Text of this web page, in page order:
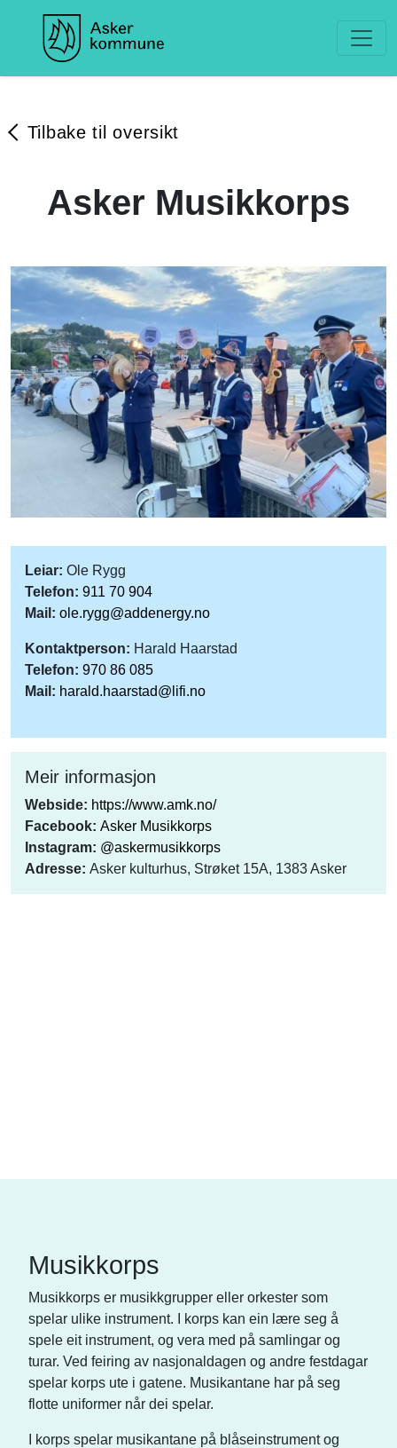
Tilbake til oversikt
Asker Musikkorps
Leiar: Ole Rygg
Telefon: 911 70 904
Mail: ole.rygg@addenergy.no
Kontaktperson: Harald Haarstad
Telefon: 970 86 085
Mail: harald.haarstad@lifi.no
Meir informasjon
Webside: https://www.amk.no/
Facebook: Asker Musikkorps
Instagram: @askermusikkorps
Adresse: Asker kulturhus, Strøket 15A, 1383 Asker
Musikkorps
Musikkorps er musikkgrupper eller orkester som
spelar ulike instrument. I korps kan ein lære seg å
spele eit instrument, og vera med på samlingar og
turar. Ved feiring av nasjonaldagen og andre festdagar
spelar korps ute i gatene. Musikantane har på seg
flotte uniformer når dei spelar.
I korps spelar musikantane på blåseinstrument og